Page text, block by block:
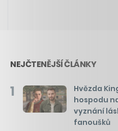
NEJČTENĚJŠÍ ČLÁNKY
1
Hvězda
hospodu
vyznání
fanoušků